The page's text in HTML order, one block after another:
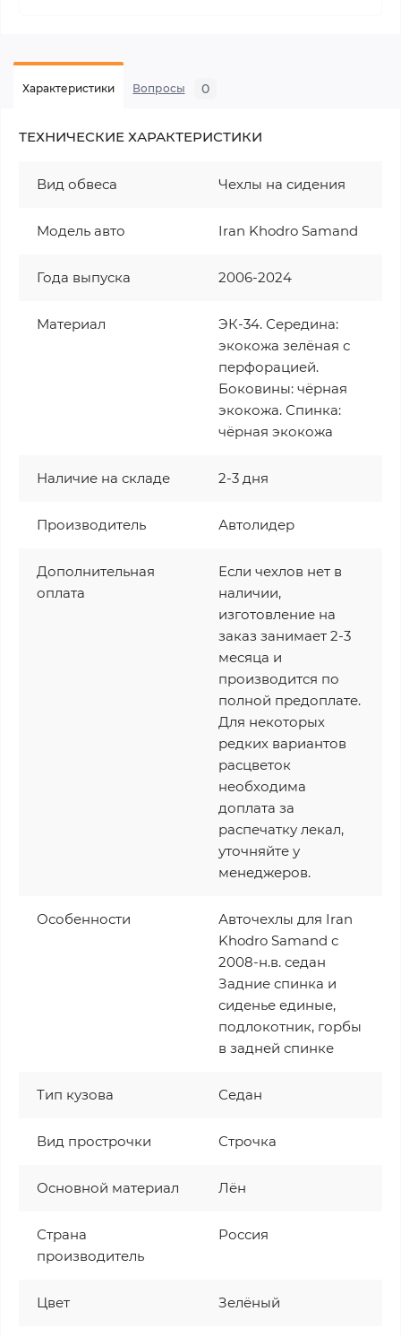
Характеристики Вопросы 0
ТЕХНИЧЕСКИЕ ХАРАКТЕРИСТИКИ
Вид обвеса Чехлы на сидения
Модель авто Iran Khodro Samand
Года выпуска 2006-2024
Материал
ЭК-34. Середина:
экокожа зелёная с
перфорацией.
Боковины: чёрная
экокожа. Спинка:
чёрная экокожа
Наличие на складе 2-3 дня
Производитель Автолидер
Дополнительная
оплата
Если чехлов нет в
наличии,
изготовление на
заказ занимает 2-3
месяца и
производится по
полной предоплате.
Для некоторых
редких вариантов
расцветок
необходима
доплата за
распечатку лекал,
уточняйте у
менеджеров.
Особенности
Авточехлы для Iran
Khodro Samand с
2008-н.в. седан
Задние спинка и
сиденье единые,
подлокотник, горбы
в задней спинке
Тип кузова Седан
Вид прострочки Строчка
Основной материал Лён
Страна
производитель
Россия
Цвет Зелёный